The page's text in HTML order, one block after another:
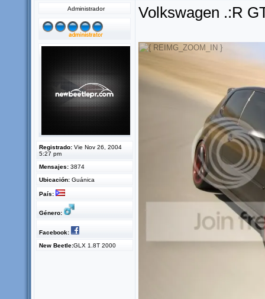
Administrador
Registrado: Vie Nov 26, 2004
5:27 pm
Mensajes: 3874
Ubicación: Guánica
País:
Género:
Facebook:
New Beetle:GLX 1.8T 2000
Volkswagen .:R